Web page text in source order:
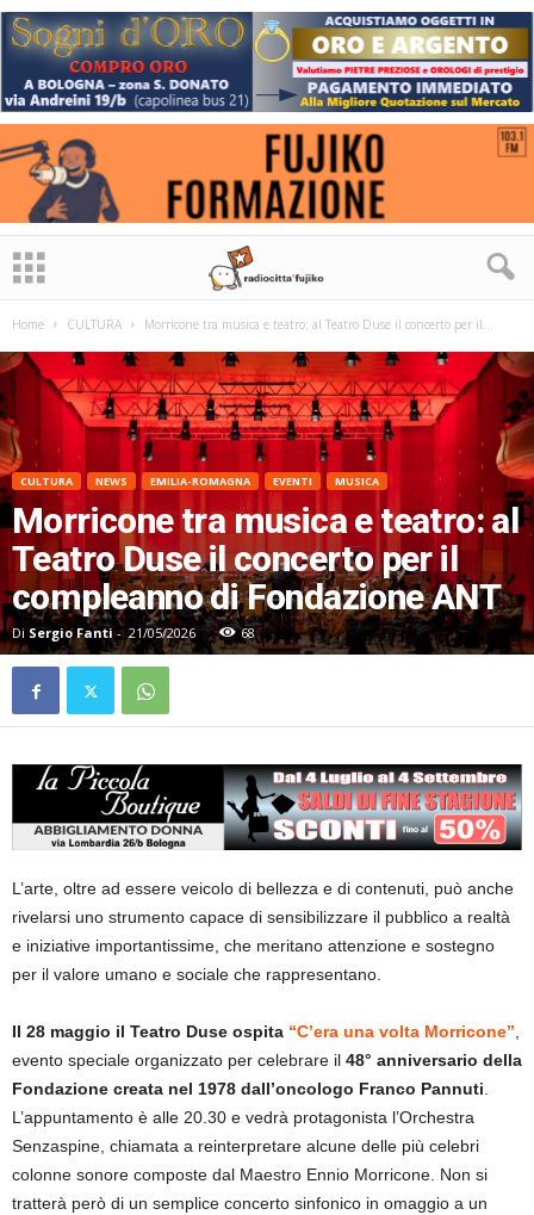
Home CULTURA Morricone tra musica e teatro: al Teatro Duse il concerto per il...
CULTURA NEWS EMILIA-ROMAGNA EVENTI MUSICA
Morricone tra musica e teatro: al
Teatro Duse il concerto per il
compleanno di Fondazione ANT
Di Sergio Fanti- 21/05/2026 68
L’arte, oltre ad essere veicolo di bellezza e di contenuti, può anche
rivelarsi uno strumento capace di sensibilizzare il pubblico a realtà
e iniziative importantissime, che meritano attenzione e sostegno
per il valore umano e sociale che rappresentano.
Il 28 maggio il Teatro Duse ospita “C’era una volta Morricone”,
evento speciale organizzato per celebrare il 48° anniversario della
Fondazione creata nel 1978 dall’oncologo Franco Pannuti.
L’appuntamento è alle 20.30 e vedrà protagonista l’Orchestra
Senzaspine, chiamata a reinterpretare alcune delle più celebri
colonne sonore composte dal Maestro Ennio Morricone. Non si
tratterà però di un semplice concerto sinfonico in omaggio a un